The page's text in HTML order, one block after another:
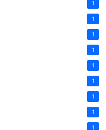
1
1
1
1
1
1
1
1
1